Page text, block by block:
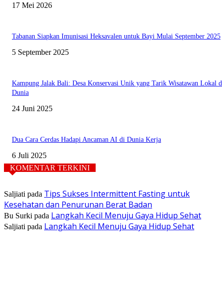
17 Mei 2026
Tabanan Siapkan Imunisasi Heksavalen untuk Bayi Mulai September 2025
5 September 2025
Kampung Jalak Bali: Desa Konservasi Unik yang Tarik Wisatawan Lokal
Dunia
24 Juni 2025
Dua Cara Cerdas Hadapi Ancaman AI di Dunia Kerja
6 Juli 2025
KOMENTAR TERKINI
Saljiati pada Tips Sukses Intermittent Fasting untuk
Kesehatan dan Penurunan Berat Badan
Bu Surki pada Langkah Kecil Menuju Gaya Hidup Sehat
Saljiati pada Langkah Kecil Menuju Gaya Hidup Sehat